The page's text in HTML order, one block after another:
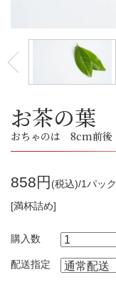
お茶の葉
おちゃのは 8cm前後
858円 (税込)/1パック
[満杯詰め]
購入数
配送指定